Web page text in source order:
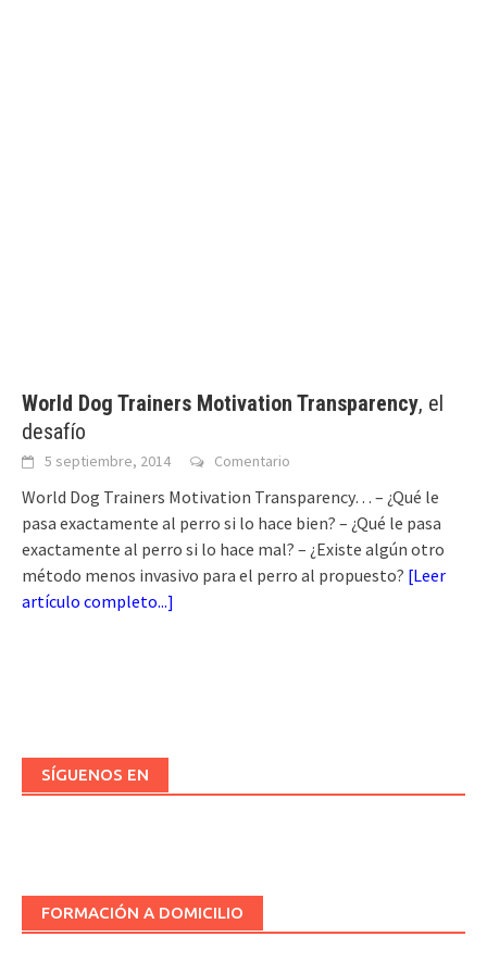
World Dog Trainers Motivation Transparency, el
desafío
5 septiembre, 2014 Comentario
World Dog Trainers Motivation Transparency… – ¿Qué le
pasa exactamente al perro si lo hace bien? – ¿Qué le pasa
exactamente al perro si lo hace mal? – ¿Existe algún otro
método menos invasivo para el perro al propuesto? [Leer
artículo completo...]
SÍGUENOS EN
FORMACIÓN A DOMICILIO